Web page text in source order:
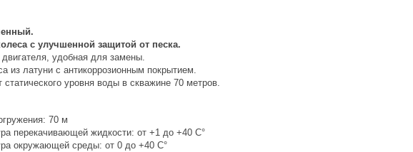
с улучшенной защитой от песка.
удобная для замены.
из латуни с антикоррозионным покрытием.
уровня воды в скважине 70 метров.
70 м
перекачивающей жидкости: от +1 до +40 С°
окружающей среды: от 0 до +40 С°